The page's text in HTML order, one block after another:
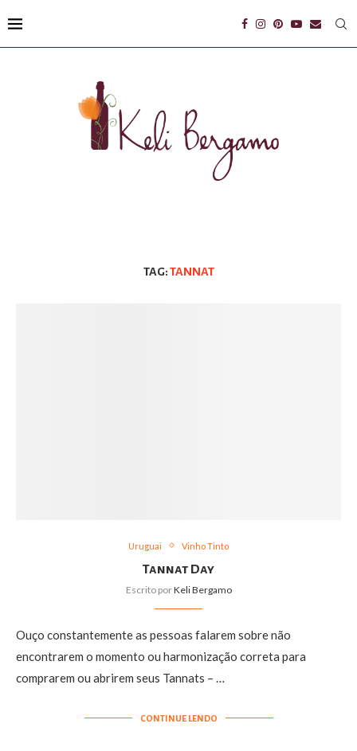
TAG:TANNAT
Uruguai Vinho Tinto
Tannat Day
Escrito porKeli Bergamo
Ouço constantemente as pessoas falarem sobre não
encontrarem o momento ou harmonização correta para
comprarem ou abrirem seus Tannats – …
CONTINUE LENDO